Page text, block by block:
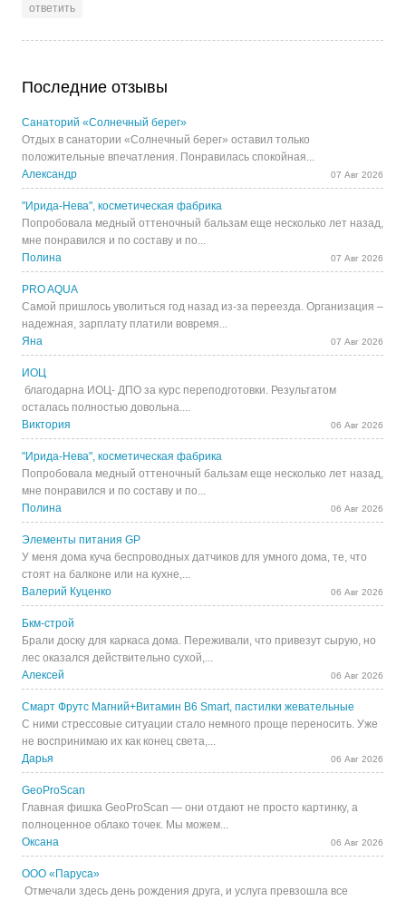
ответить
Последние отзывы
Санаторий «Солнечный берег»
Отдых в санатории «Солнечный берег» оставил только
положительные впечатления. Понравилась спокойная...
Александр
07 Авг 2026
"Ирида-Нева", косметическая фабрика
Попробовала медный оттеночный бальзам еще несколько лет назад,
мне понравился и по составу и по...
Полина
07 Авг 2026
PRO AQUA
Самой пришлось уволиться год назад из-за переезда. Организация –
надежная, зарплату платили вовремя...
Яна
07 Авг 2026
ИОЦ
благодарна ИОЦ- ДПО за курс переподготовки. Результатом
осталась полностью довольна....
Виктория
06 Авг 2026
"Ирида-Нева", косметическая фабрика
Попробовала медный оттеночный бальзам еще несколько лет назад,
мне понравился и по составу и по...
Полина
06 Авг 2026
Элементы питания GP
У меня дома куча беспроводных датчиков для умного дома, те, что
стоят на балконе или на кухне,...
Валерий Куценко
06 Авг 2026
Бкм-строй
Брали доску для каркаса дома. Переживали, что привезут сырую, но
лес оказался действительно сухой,...
Алексей
06 Авг 2026
Смарт Фрутс Магний+Витамин В6 Smart, пастилки жевательные
С ними стрессовые ситуации стало немного проще переносить. Уже
не воспринимаю их как конец света,...
Дарья
06 Авг 2026
GeoProScan
Главная фишка GeoProScan — они отдают не просто картинку, а
полноценное облако точек. Мы можем...
Оксана
06 Авг 2026
ООО «Паруса»
Отмечали здесь день рождения друга, и услуга превзошла все